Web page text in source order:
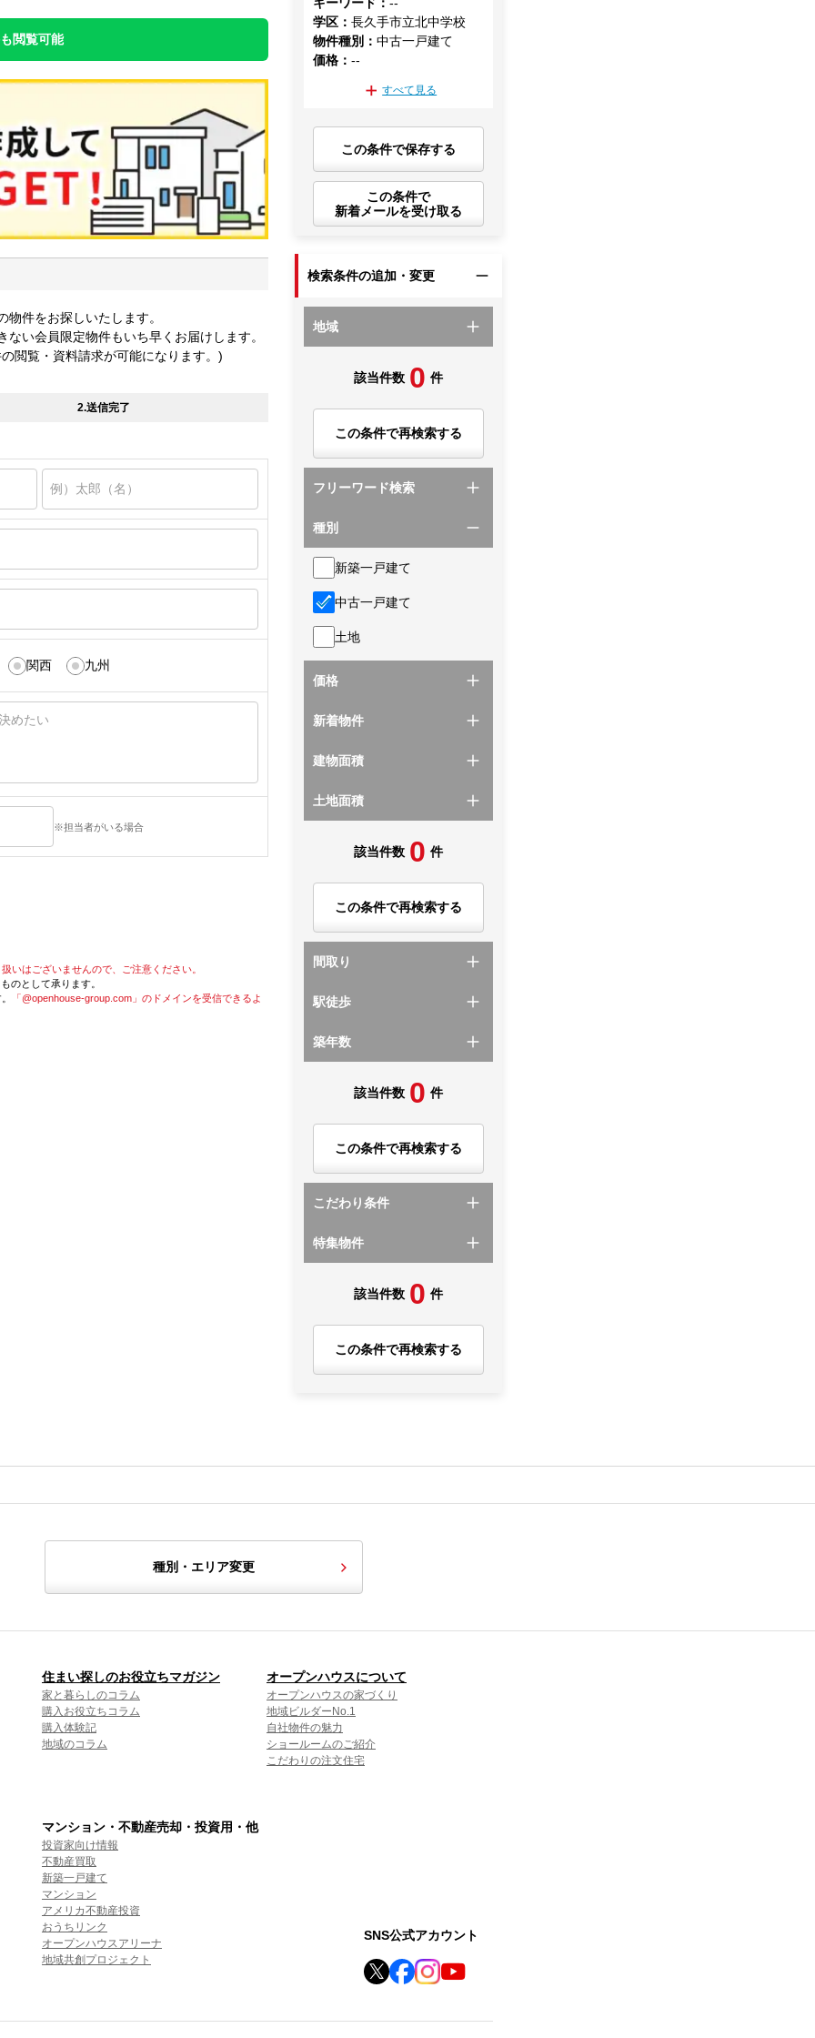
閲覧可能
件をお探しいたします。
い会員限定物件もいち早くお届けします。
閲覧・資料請求が可能になります。)
2.送信完了
関西 九州
※担当者がいる場合
いはございませんので、ご注意ください。
のとして承ります。
「@openhouse-group.com」のドメインを受信できるよ
学区 ：長久手市立北中学校
物件種別 ：中古一戸建て
価格 ：--
すべて見る
この条件で保存する
この条件で
新着メールを受け取る
検索条件の追加・変更
地域
該当件数 0 件
この条件で再検索する
フリーワード検索
種別
新築一戸建て
中古一戸建て
土地
価格
新着物件
建物面積
土地面積
該当件数 0 件
この条件で再検索する
間取り
駅徒歩
築年数
該当件数 0 件
この条件で再検索する
こだわり条件
特集物件
該当件数 0 件
この条件で再検索する
種別・エリア変更
住まい探しのお役立ちマガジン
家と暮らしのコラム
購入お役立ちコラム
購入体験記
地域のコラム
オープンハウスについて
オープンハウスの家づくり
地域ビルダーNo.1
自社物件の魅力
ショールームのご紹介
こだわりの注文住宅
マンション・不動産売却・投資用・他
投資家向け情報
不動産買取
新築一戸建て
マンション
アメリカ不動産投資
おうちリンク
オープンハウスアリーナ
地域共創プロジェクト
SNS公式アカウント